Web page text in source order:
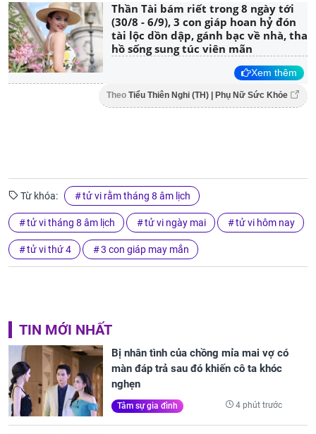
Thần Tài bám riết trong 8 ngày tới
(30/8 - 6/9), 3 con giáp hoan hỷ đón
tài lộc dồn dập, gánh bạc về nhà, tha
hồ sống sung túc viên mãn
Xem thêm
Theo Tiểu Thiên Nghi (TH) | Phụ Nữ Sức Khỏe
Từ khóa: tử vi rằm tháng 8 âm lịch
tử vi tháng 8 âm lịch tử vi ngày mai tử vi hôm nay
tử vi thứ 4 3 con giáp may mắn
TIN MỚI NHẤT
Bị nhân tình của chồng mỉa mai vợ có
màn đáp trả sau đó khiến cô ta khóc
nghẹn
Tâm sự gia đình 4 phút trước